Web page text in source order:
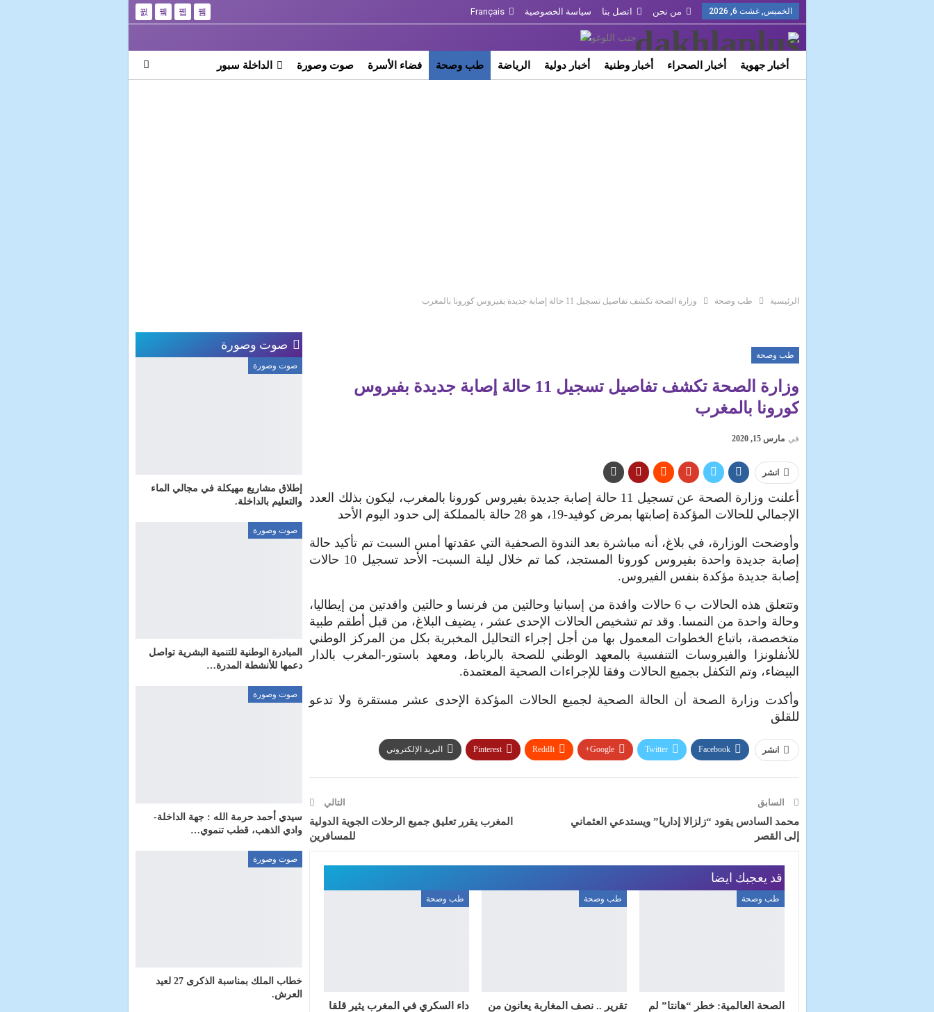
الخميس, غشت 6, 2026 من نحن اتصل بنا سياسة الخصوصية Français
أخبار جهوية أخبار الصحراء أخبار وطنية أخبار دولية الرياضة طب وصحة فضاء الأسرة صوت وصورة الداخلة سبور
الرئيسية طب وصحة وزارة الصحة تكشف تفاصيل تسجيل 11 حالة إصابة جديدة بفيروس كورونا بالمغرب
طب وصحة
وزارة الصحة تكشف تفاصيل تسجيل 11 حالة إصابة جديدة بفيروس
كورونا بالمغرب
في مارس 15, 2020
انشر
أعلنت وزارة الصحة عن تسجيل 11 حالة إصابة جديدة بفيروس كورونا بالمغرب، ليكون بذلك العدد
الإجمالي للحالات المؤكدة إصابتها بمرض كوفيد-19، هو 28 حالة بالمملكة إلى حدود اليوم الأحد
وأوضحت الوزارة، في بلاغ، أنه مباشرة بعد الندوة الصحفية التي عقدتها أمس السبت تم تأكيد حالة
إصابة جديدة واحدة بفيروس كورونا المستجد، كما تم خلال ليلة السبت- الأحد تسجيل 10 حالات
إصابة جديدة مؤكدة بنفس الفيروس.
وتتعلق هذه الحالات ب 6 حالات وافدة من إسبانيا وحالتين من فرنسا و حالتين وافدتين من إيطاليا،
وحالة واحدة من النمسا. وقد تم تشخيص الحالات الإحدى عشر ، يضيف البلاغ، من قبل أطقم طبية
متخصصة، باتباع الخطوات المعمول بها من أجل إجراء التحاليل المخبرية بكل من المركز الوطني
للأنفلونزا والفيروسات التنفسية بالمعهد الوطني للصحة بالرباط، ومعهد باستور-المغرب بالدار
البيضاء، وتم التكفل بجميع الحالات وفقا للإجراءات الصحية المعتمدة.
وأكدت وزارة الصحة أن الحالة الصحية لجميع الحالات المؤكدة الإحدى عشر مستقرة ولا تدعو
للقلق
انشر Facebook
Twitter
Google+
ReddIt
Pinterest البريد الإلكتروني
السابق
محمد السادس يقود “زلزالا إداريا” ويستدعي العثماني
إلى القصر
التالي
المغرب يقرر تعليق جميع الرحلات الجوية الدولية
للمسافرين
قد يعجبك ايضا
طب وصحة
الصحة العالمية: خطر “هانتا” لم
طب وصحة
تقرير .. نصف المغاربة يعانون من
طب وصحة
داء السكري في المغرب يثير قلقا
صوت وصورة
صوت وصورة
إطلاق مشاريع مهيكلة في مجالي الماء
والتعليم بالداخلة.
صوت وصورة
المبادرة الوطنية للتنمية البشرية تواصل
دعمها للأنشطة المدرة…
صوت وصورة
سيدي أحمد حرمة الله : جهة الداخلة-
وادي الذهب، قطب تنموي…
صوت وصورة
خطاب الملك بمناسبة الذكرى 27 لعيد
العرش.